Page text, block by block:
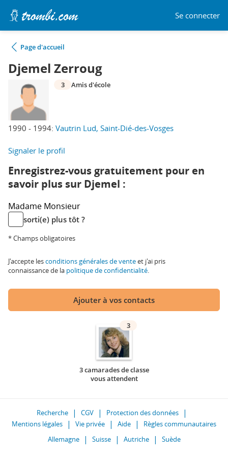
Se connecter
Page d'accueil
Djemel Zerroug
1990 - 1994: Vautrin Lud, Saint-Dié-des-Vosges
3 Amis d'école
Signaler le profil
Enregistrez-vous gratuitement pour en
savoir plus sur Djemel :
Madame Monsieur
sorti(e) plus tôt ?
* Champs obligatoires
J'accepte lesconditions générales de venteet j'ai pris
connaissance de la politique de confidentialité.
Ajouter à vos contacts
3
3 camarades de classe
vous attendent
Recherche CGV
Protection des données
Mentions légales
Vie privée Aide
Règles communautaires
Allemagne
Suisse Autriche Suède